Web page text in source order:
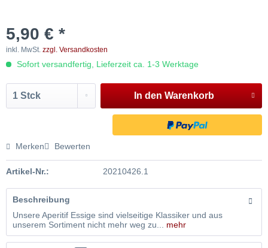
5,90 € *
inkl. MwSt. zzgl. Versandkosten
Sofort versandfertig, Lieferzeit ca. 1-3 Werktage
In den Warenkorb
Merken Bewerten
Artikel-Nr.: 20210426.1
Beschreibung
Unsere Aperitif Essige sind vielseitige Klassiker und aus
unserem Sortiment nicht mehr weg zu...
mehr